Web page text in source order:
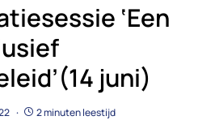
‘Een
juni)
2 minuten leestijd